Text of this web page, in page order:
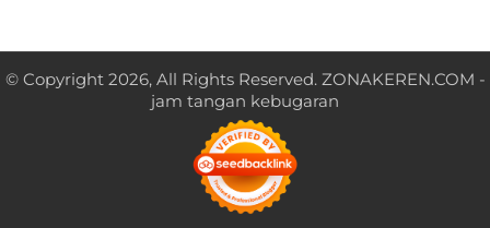
© Copyright 2026, All Rights Reserved. ZONAKEREN.COM -
jam tangan kebugaran